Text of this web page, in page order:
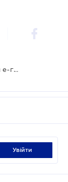
НБУ планує провести відкрите тестування е-гривні
увійти